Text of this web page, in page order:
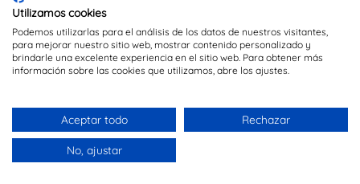
tanto personal como profesionalmente. Buscan salir de
su zona de confort y descubrir una nueva cultura, un
nuevo idioma. En definitiva, buscan satisfacer su
necesidad de alimentar su curiosidad y saciar su
generación exigente y muy bien preparada; creen que
pueden cambiar el mundo y por ello la idea tradicional
de trabajar a cambio de pagar sus gastos no les llena.
Utilizamos cookies
Podemos utilizarlas para el análisis de los datos de nuestros visitantes,
para mejorar nuestro sitio web, mostrar contenido personalizado y
brindarle una excelente experiencia en el sitio web. Para obtener más
información sobre las cookies que utilizamos, abre los ajustes.
Aceptar todo Rechazar
No, ajustar